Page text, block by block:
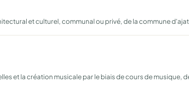
et culturel, communal ou privé, de la commune d'ajat
et la création musicale par le biais de cours de musique,